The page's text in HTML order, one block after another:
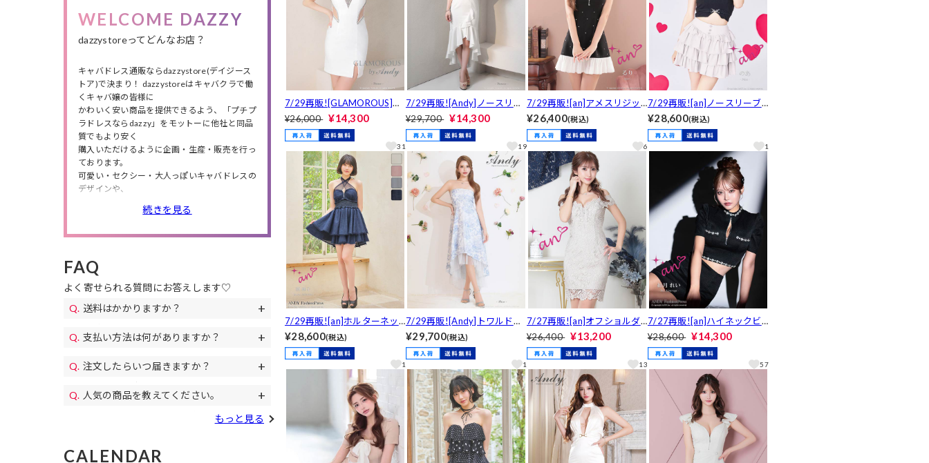
WELCOME DAZZY
dazzystoreってどんなお店？
キャバドレス通販ならdazzystore(デイジース
トア)で決まり！ dazzystoreはキャバクラで働
くキャバ嬢の皆様に
かわいく安い商品を提供できるよう、「プチプ
ラドレスならdazzy」をモットーに他社と同品
質でもより安く
購入いただけるように企画・生産・販売を行っ
ております。
可愛い・セクシー・大人っぽいキャバドレスの
デザインや、
私服や同伴で使えるワンピースも多数取り扱っ
シチュエーションやニーズによってドレスが選
べます。
お得なクーポンも配布!下着やアクセサリー、
土日祝日も午後遅くまで当日発送しており
すぐにお届けします。
続きを見る
FAQ
よく寄せられる質問にお答えします♡
送料はかかりますか？
11,000円(税込)以上のご注文で送料無料
になります。毎月イベントで送料無料の
日もあります。
支払い方法は何がありますか？
ャリア決済、RPay(楽天Pay)、NP後払
い、Paidyがご利用いただけます。
注文したらいつ届きますか？
祝日は15時までのご注文を原則として当
日発送いたします。地域ごとにお届け迄
い。
人気の商品を教えてください。
デイジーストアで人気の商品はこちらの
もっと見る
CALENDAR
7/29再販![GLAMOROUS]ビ
ジューウエストシアーレース
タイトミニドレス[GMS-V78
5]
¥26,000 ¥14,300
31
7/29再販![Andy]ノースリー
ブジップショルダーリボンフ
ィッシュテールマーメイドロ
ング丈キャバドレス[AN-ON
3011]
¥29,700 ¥14,300
19
7/29再販![an]アメスリジッ
プラインストーンビジューA
ラインミニ丈キャバドレス[A
OC-4107]
¥26,400(税込)
6
7/29再販![an]ノースリーブ
ビジューボタンティアードフ
リルAラインミニ丈セットア
ップ[AOC-4064]
¥28,600(税込)
1
7/29再販![an]ホルターネッ
クリボンシャーリングジップ
Aラインミニ丈キャバドレス
[AOC-4143]
¥28,600(税込)
1
7/29再販![Andy]トワルドジ
ュイフィッシュテールベアA
ラインロング丈キャバドレス
[AN-ON3119]
¥29,700(税込)
1
7/27再販![an]オフショルダ
ーオールレースジップアップ
ミニ丈キャバドレス[AOC-34
40]
¥26,400 ¥13,200
13
7/27再販![an]ハイネックビ
ジューファスナー半袖タイト
ミニセットアップ[AOC-390
2]
¥28,600 ¥14,300
57